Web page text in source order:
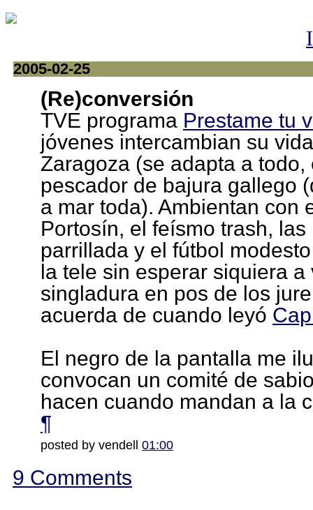
2005-02-25
(Re)conversión
TVE programa Prestame tu
jóvenes intercambian su
Zaragoza (se adapta a
pescador de bajura gallego
a mar toda). Ambientan con
Portosín, el feísmo trash,
parrillada y el fútbol
la tele sin esperar siquiera
singladura en pos de los
acuerda de cuando leyó
El negro de la pantalla me
convocan un comité de
hacen cuando mandan a la
¶
posted by vendell 01:00
9 Comments